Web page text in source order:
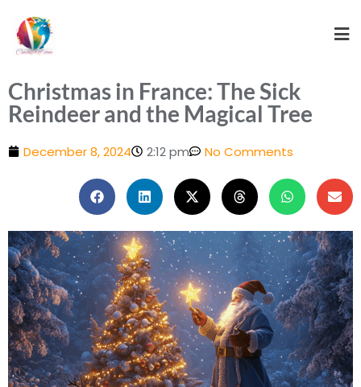
Christmas in France: The Sick
Reindeer and the Magical Tree
December 8, 2024 2:12 pm No Comments